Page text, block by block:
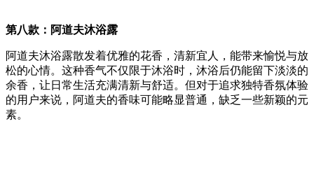
第八款：阿道夫沐浴露
阿道夫沐浴露散发着优雅的花香，清新宜人，能带来愉悦与放
松的心情。这种香气不仅限于沐浴时，沐浴后仍能留下淡淡的
余香，让日常生活充满清新与舒适。但对于追求独特香氛体验
的用户来说，阿道夫的香味可能略显普通，缺乏一些新颖的元
素。